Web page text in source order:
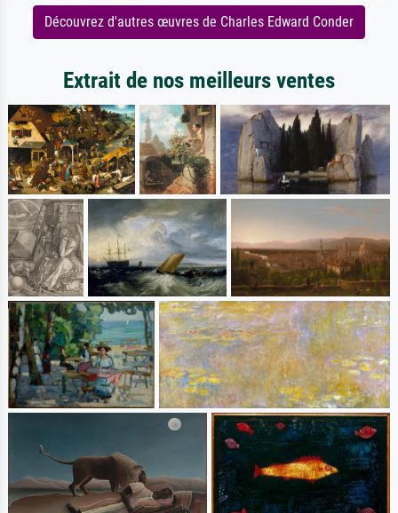
Découvrez d'autres œuvres de Charles Edward Conder
Extrait de nos meilleurs ventes